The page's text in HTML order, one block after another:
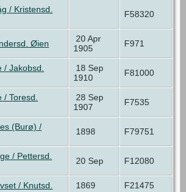
/ Kristensd.
F58320
Øien
20 Apr
1905
F971
/ Jakobsd.
18 Sep
1910
F81000
Toresd.
28 Sep
1907
F7535
(Burø) /
1898 F79751
/ Pettersd.
20 Sep F12080
/ Knutsd. 1869 F21475